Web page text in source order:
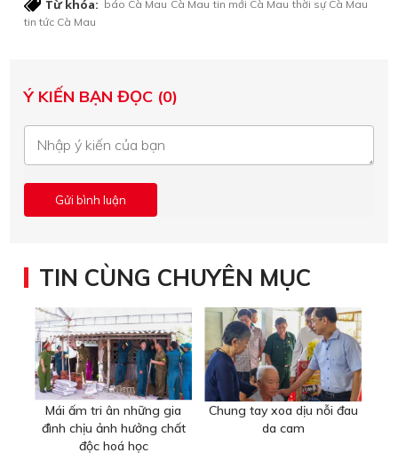
Từ khóa: báo Cà Mau Cà Mau tin mới Cà Mau thời sự Cà Mau
tin tức Cà Mau
Ý KIẾN BẠN ĐỌC (0)
TIN CÙNG CHUYÊN MỤC
Mái ấm tri ân những gia
đình chịu ảnh hưởng chất
độc hoá học
Chung tay xoa dịu nỗi đau
da cam